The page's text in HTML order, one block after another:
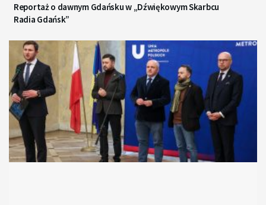
Reportaż o dawnym Gdańsku w „Dźwiękowym Skarbcu
Radia Gdańsk”